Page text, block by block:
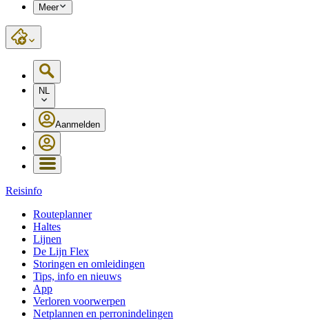
Meer
NL
Aanmelden
Reisinfo
Routeplanner
Haltes
Lijnen
De Lijn Flex
Storingen en omleidingen
Tips, info en nieuws
App
Verloren voorwerpen
Netplannen en perronindelingen